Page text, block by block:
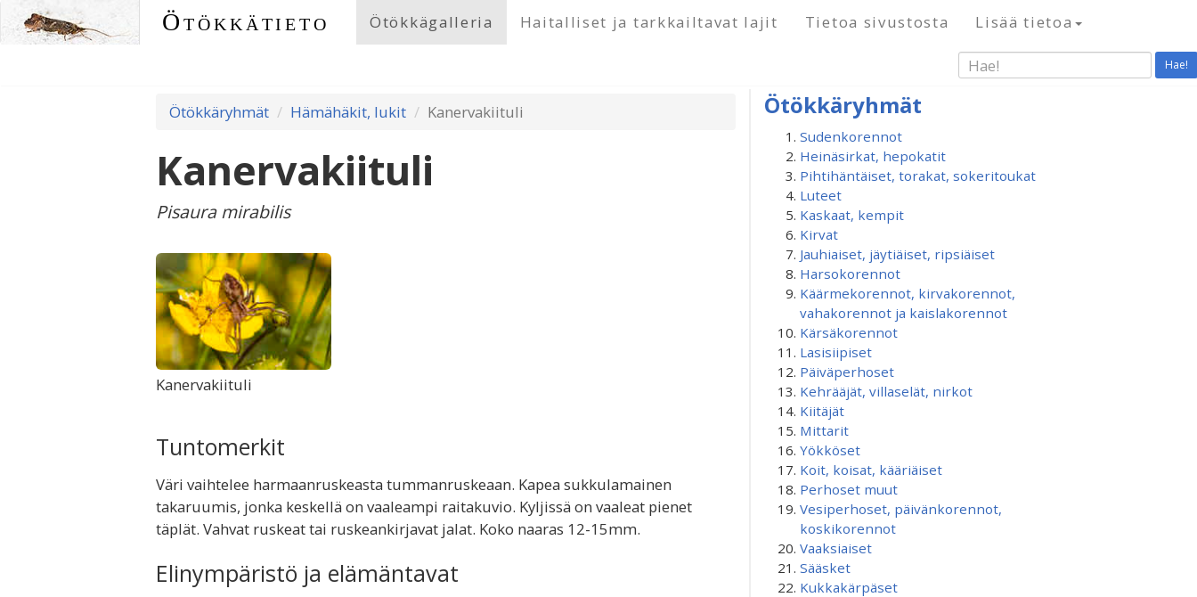
Ötökkätieto Ötökkägalleria Haitalliset ja tarkkailtavat lajit Tietoa sivustosta Lisää tietoa
Hae!
Ötökkäryhmät Hämähäkit, lukit Kanervakiituli
Kanervakiituli
Pisaura mirabilis
Kanervakiituli
Tuntomerkit
Väri vaihtelee harmaanruskeasta tummanruskeaan. Kapea sukkulamainen
takaruumis, jonka keskellä on vaaleampi raitakuvio. Kyljissä on vaaleat pienet
täplät. Vahvat ruskeat tai ruskeankirjavat jalat. Koko naaras 12-15mm.
Elinympäristö ja elämäntavat
Ötökkäryhmät
Sudenkorennot
Heinäsirkat, hepokatit
Pihtihäntäiset, torakat, sokeritoukat
Luteet
Kaskaat, kempit
Kirvat
Jauhiaiset, jäytiäiset, ripsiäiset
Harsokorennot
Käärmekorennot, kirvakorennot,
vahakorennot ja kaislakorennot
Kärsäkorennot
Lasisiipiset
Päiväperhoset
Kehrääjät, villaselät, nirkot
Kiitäjät
Mittarit
Yökköset
Koit, koisat, kääriäiset
Perhoset muut
Vesiperhoset, päivänkorennot,
koskikorennot
Vaaksiaiset
Sääsket
Kukkakärpäset